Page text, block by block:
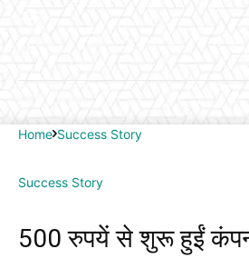
Home Success Story
Success Story
500 रुपयें से शुरू हुईं